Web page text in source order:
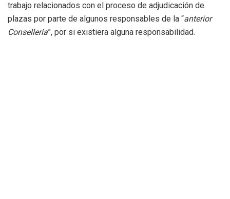
trabajo relacionados con el proceso de adjudicación de
plazas por parte de algunos responsables de la “anterior
Conselleria”, por si existiera alguna responsabilidad.